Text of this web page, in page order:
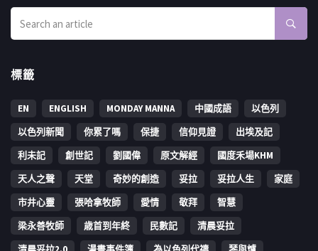
標籤
EN ENGLISH MONDAY MANNA 中國成語
以色列
以色列新聞
你累了嗎 保捷 信仰見證
出埃及記
利未記
創世記 劉國偉 原文解經
國度禾場KHM
天人之聲
天堂 奇妙的創造 妥拉 妥拉人生
家庭
市井心靈
張哈拿牧師 愛情 敬拜
智慧
梁永善牧師
歳首到年終 民數記
清晨妥拉